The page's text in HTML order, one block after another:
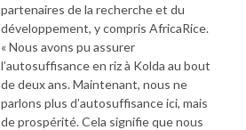
partenaires de la recherche et du
développement, y compris AfricaRice.
« Nous avons pu assurer
l’autosuffisance en riz à Kolda au bout
de deux ans. Maintenant, nous ne
parlons plus d’autosuffisance ici, mais
de prospérité. Cela signifie que nous